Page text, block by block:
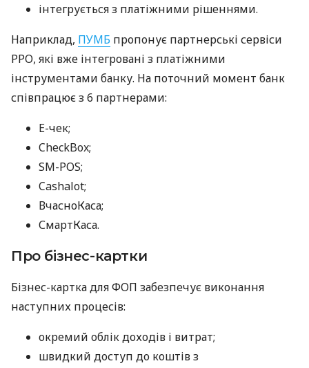
інтегрується з платіжними рішеннями.
Наприклад, ПУМБ пропонує партнерські сервіси
РРО, які вже інтегровані з платіжними
інструментами банку. На поточний момент банк
співпрацює з 6 партнерами:
E-чек;
CheckBox;
SM-POS;
Cashalot;
ВчасноКаса;
СмартКаса.
Про бізнес-картки
Бізнес-картка для ФОП забезпечує виконання
наступних процесів:
окремий облік доходів і витрат;
швидкий доступ до коштів з